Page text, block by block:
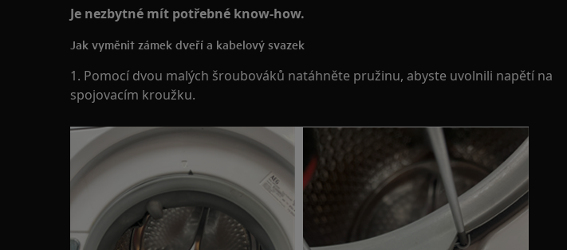
Je nezbytné mít potřebné know-how.
Jak vyměnit zámek dveří a kabelový svazek
1. Pomocí dvou malých šroubováků natáhněte pružinu, abyste uvolnili napětí na
spojovacím kroužku.